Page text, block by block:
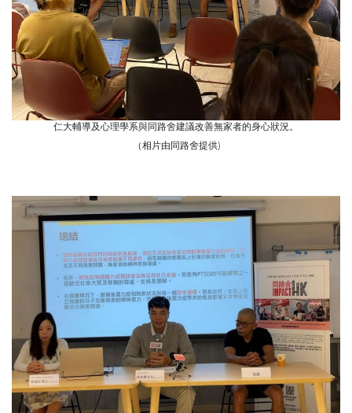
仁大輔導及心理學系與同路舍建議改善無家者的身心狀況。
（相片由同路舍提供)